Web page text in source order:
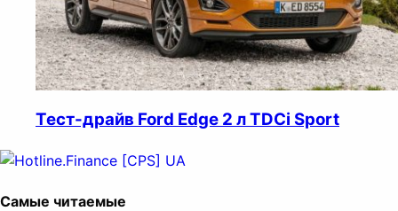
Тест-драйв Ford Edge 2 л TDCi Sport
Самые читаемые